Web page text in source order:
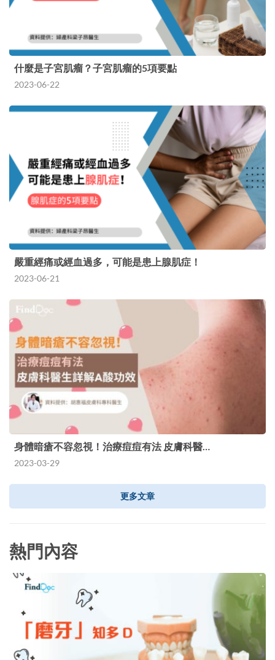
什麼是子宮肌瘤？子宮肌瘤的5項要點
2023-06-22
嚴重經痛或經血過多，可能是患上腺肌症！
2023-06-21
身體暗瘡不容忽視！治療痘痘有法 皮膚科醫…
2023-03-29
更多文章
熱門內容